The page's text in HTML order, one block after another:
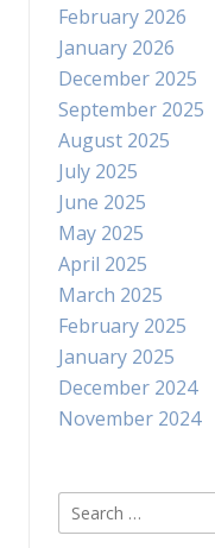
February 2026
January 2026
December 2025
September 2025
August 2025
July 2025
June 2025
May 2025
April 2025
March 2025
February 2025
January 2025
December 2024
November 2024
Search
for: